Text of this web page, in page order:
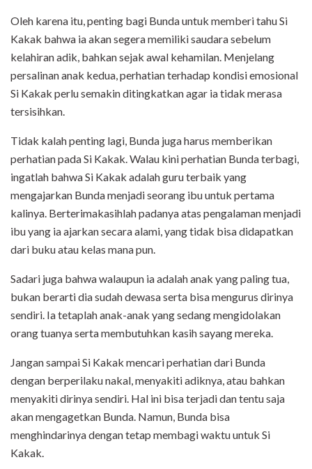
Oleh karena itu, penting bagi Bunda untuk memberi tahu Si
Kakak bahwa ia akan segera memiliki saudara sebelum
kelahiran adik, bahkan sejak awal kehamilan. Menjelang
persalinan anak kedua, perhatian terhadap kondisi emosional
Si Kakak perlu semakin ditingkatkan agar ia tidak merasa
tersisihkan.
Tidak kalah penting lagi, Bunda juga harus memberikan
perhatian pada Si Kakak. Walau kini perhatian Bunda terbagi,
ingatlah bahwa Si Kakak adalah guru terbaik yang
mengajarkan Bunda menjadi seorang ibu untuk pertama
kalinya. Berterimakasihlah padanya atas pengalaman menjadi
ibu yang ia ajarkan secara alami, yang tidak bisa didapatkan
dari buku atau kelas mana pun.
Sadari juga bahwa walaupun ia adalah anak yang paling tua,
bukan berarti dia sudah dewasa serta bisa mengurus dirinya
sendiri. Ia tetaplah anak-anak yang sedang mengidolakan
orang tuanya serta membutuhkan kasih sayang mereka.
Jangan sampai Si Kakak mencari perhatian dari Bunda
dengan berperilaku nakal, menyakiti adiknya, atau bahkan
menyakiti dirinya sendiri. Hal ini bisa terjadi dan tentu saja
akan mengagetkan Bunda. Namun, Bunda bisa
menghindarinya dengan tetap membagi waktu untuk Si
Kakak.